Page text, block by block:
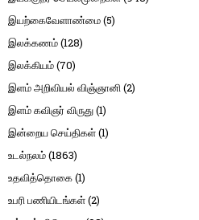
இயற்கைவேளாண்மை(5)
இலக்கணம்(128)
இலக்கியம்(70)
இளம் அறிவியல் விஞ்ஞானி(2)
இளம் கவிஞர் விருது(1)
இன்றைய செய்திகள்(1)
உடல்நலம்(1863)
உதவித்தொகை(1)
உபரி பணியிடங்கள்(2)